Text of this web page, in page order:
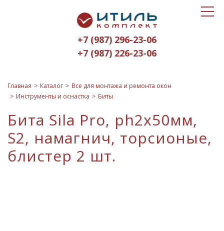
Итиль-
Комплект
logo
+7 (987) 296-23-06
+7 (987) 226-23-06
Toggle
Главная Каталог
Все для монтажа и ремонта окон
Инструменты и оснастка
Биты
Бита Sila Pro, ph2x50мм,
S2, намагнич, торсионые,
блистер 2 шт.